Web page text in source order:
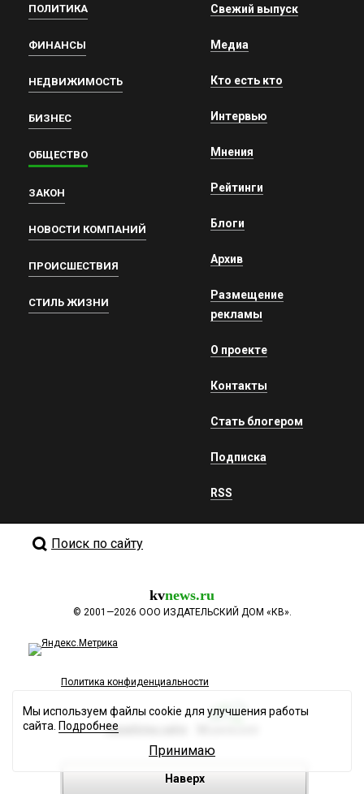
ПОЛИТИКА
ФИНАНСЫ
НЕДВИЖИМОСТЬ
БИЗНЕС
ОБЩЕСТВО
ЗАКОН
НОВОСТИ КОМПАНИЙ
ПРОИСШЕСТВИЯ
СТИЛЬ ЖИЗНИ
Свежий выпуск
Медиа
Кто есть кто
Интервью
Мнения
Рейтинги
Блоги
Архив
Размещение
рекламы
О проекте
Контакты
Стать блогером
Подписка
RSS
Поиск по сайту
kvnews.ru
© 2001—2026 ООО ИЗДАТЕЛЬСКИЙ ДОМ «КВ».
Политика конфиденциальности
Разработка сайта
Наверх
Мы используем файлы cookie для улучшения работы
сайта. Подробнее
Принимаю